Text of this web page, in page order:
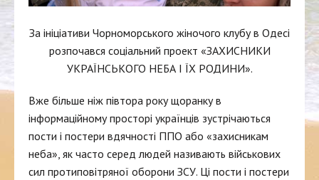
За ініціативи Чорноморського жіночого клубу в Одесі
розпочався соціальний проект «ЗАХИСНИКИ
УКРАЇНСЬКОГО НЕБА І ЇХ РОДИНИ».
Вже більше ніж півтора року щоранку в
інформаційному просторі українців зустрічаються
пости і постери вдячності ППО або «захисникам
неба», як часто серед людей називають військових
сил протиповітряної оборони ЗСУ. Ці пости і постери